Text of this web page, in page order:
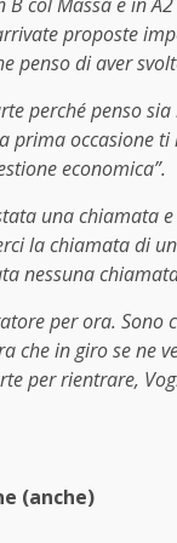
proposte
penso di aver
perché penso
prima occasione
economica”.
una chiamata
la chiamata di
nessuna
per ora.
che in giro se ne
per rientrare,
(anche)